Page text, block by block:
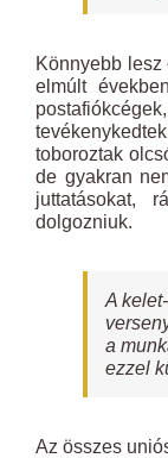
Könnyebb
elmúlt
toboroztak
de gyakran
juttatásokat,
dolgozniuk.
A
a
ezzel
Az összes